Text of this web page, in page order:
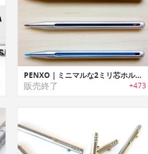
PENXO｜ミニマルな2ミリ芯ホルダーペンシル「ペンゾ」
販売終了 +473